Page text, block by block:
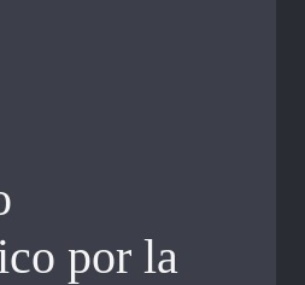
por la